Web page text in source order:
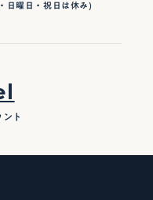
曜日・祝日は休み)
ト